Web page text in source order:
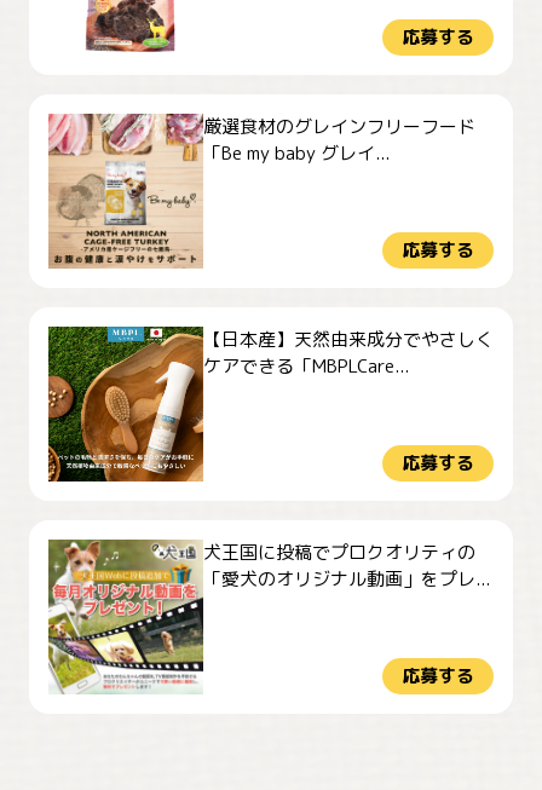
応募する
厳選食材のグレインフリーフード
「Be my baby グレイ...
応募する
【日本産】天然由来成分でやさしく
ケアできる「MBPLCare...
応募する
犬王国に投稿でプロクオリティの
「愛犬のオリジナル動画」をプレ...
応募する